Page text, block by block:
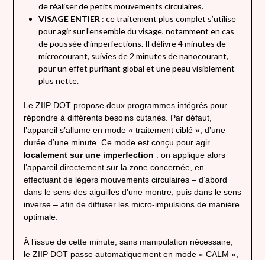
de réaliser de petits mouvements circulaires.
VISAGE ENTIER : ce traitement plus complet s’utilise
pour agir sur l’ensemble du visage, notamment en cas
de poussée d’imperfections. Il délivre 4 minutes de
microcourant, suivies de 2 minutes de nanocourant,
pour un effet purifiant global et une peau visiblement
plus nette.
Le ZIIP DOT propose deux programmes intégrés pour
répondre à différents besoins cutanés. Par défaut,
l’appareil s’allume en mode « traitement ciblé », d’une
durée d’une minute. Ce mode est conçu pour agir
localement sur une imperfection : on applique alors
l’appareil directement sur la zone concernée, en
effectuant de légers mouvements circulaires – d’abord
dans le sens des aiguilles d’une montre, puis dans le sens
inverse – afin de diffuser les micro-impulsions de manière
optimale.
À l’issue de cette minute, sans manipulation nécessaire,
le ZIIP DOT passe automatiquement en mode « CALM »,